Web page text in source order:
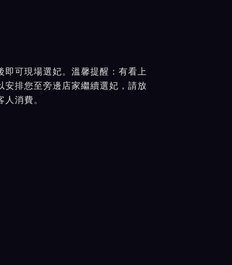
可現場選妃。溫馨提醒：有看上
排您至旁邊店家繼續選妃，請放
消費。